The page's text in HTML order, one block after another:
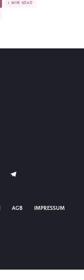
1 MIN READ
AGB IMPRESSUM